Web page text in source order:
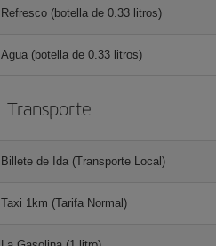
Refresco (botella de 0.33 litros)
Agua (botella de 0.33 litros)
Transporte
Billete de Ida (Transporte Local)
Taxi 1km (Tarifa Normal)